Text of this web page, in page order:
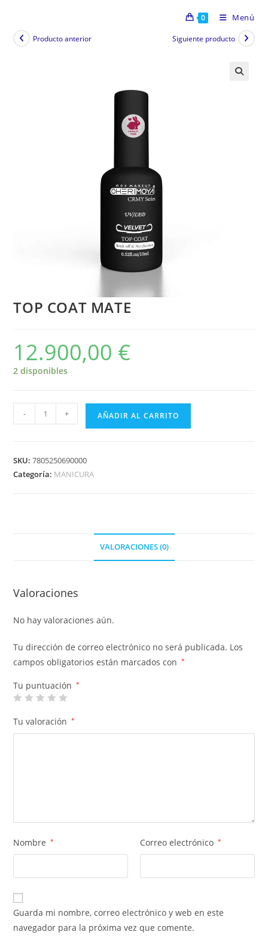
0 Menú
Producto anterior Siguiente producto
TOP COAT MATE
12.900,00 €
2 disponibles
- + AÑADIR AL CARRITO
SKU:7805250690000
Categoría: MANICURA
VALORACIONES (0)
Valoraciones
No hay valoraciones aún.
Tu dirección de correo electrónico no será publicada. Los
campos obligatorios están marcados con
*
Tu puntuación *
Tu valoración *
Nombre * Correo electrónico *
Guarda mi nombre, correo electrónico y web en este
navegador para la próxima vez que comente.